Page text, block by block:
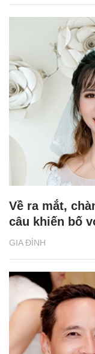
GIA ĐÌNH
Về ra mắt,
câu khiến bố